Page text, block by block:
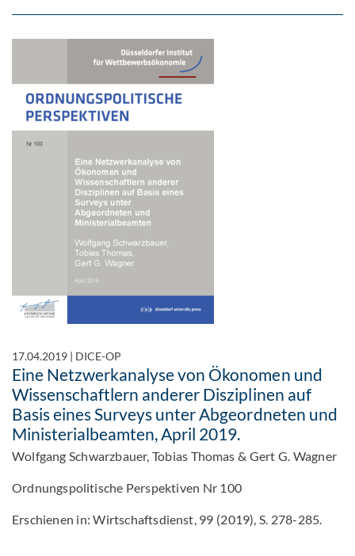
17.04.2019 | DICE-OP
Eine Netzwerkanalyse von Ökonomen und
Wissenschaftlern anderer Disziplinen auf
Basis eines Surveys unter Abgeordneten und
Ministerialbeamten, April 2019.
Wolfgang Schwarzbauer, Tobias Thomas & Gert G. Wagner
Ordnungspolitische Perspektiven Nr 100
Erschienen in: Wirtschaftsdienst, 99 (2019), S. 278-285.